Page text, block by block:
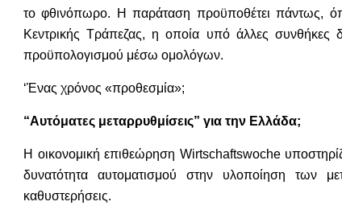
το φθινόπωρο. Η παράταση προϋποθέτει πάντως,
Κεντρικής Τράπεζας, η οποία υπό άλλες συνθήκες
προϋπολογισμού μέσω ομολόγων.
‘Ένας χρόνος «προθεσμία»;
“Αυτόματες μεταρρυθμίσεις” για την Ελλάδα;
Η οικονομική επιθεώρηση Wirtschaftswoche
δυνατότητα αυτοματισμού στην υλοποίηση των
καθυστερήσεις.